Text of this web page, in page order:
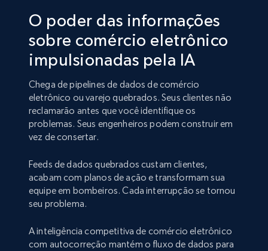
O poder das informações
sobre comércio eletrônico
impulsionadas pela IA
Chega de pipelines de dados de comércio
eletrônico ou varejo quebrados. Seus clientes não
reclamarão antes que você identifique os
problemas. Seus engenheiros podem construir em
vez de consertar.
Feeds de dados quebrados custam clientes,
acabam com planos de ação e transformam sua
equipe em bombeiros. Cada interrupção se tornou
seu problema.
A inteligência competitiva de comércio eletrônico
com autocorreção mantém o fluxo de dados para